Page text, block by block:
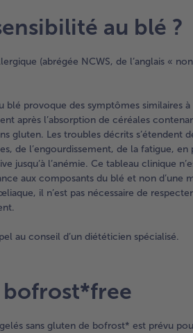
au blé ?
(abrégée NCWS, de l’anglais «
provoque des symptômes similaires
après l’absorption de céréales
gluten. Les troubles décrits s’étendent
de l’engourdissement, de la fatigue,
jusqu’à l’anémie. Ce tableau clinique
aux composants du blé et non d’une
il n’est pas nécessaire de
au conseil d’un diététicien spécialisé.
sans gluten de bofrost* est prévu